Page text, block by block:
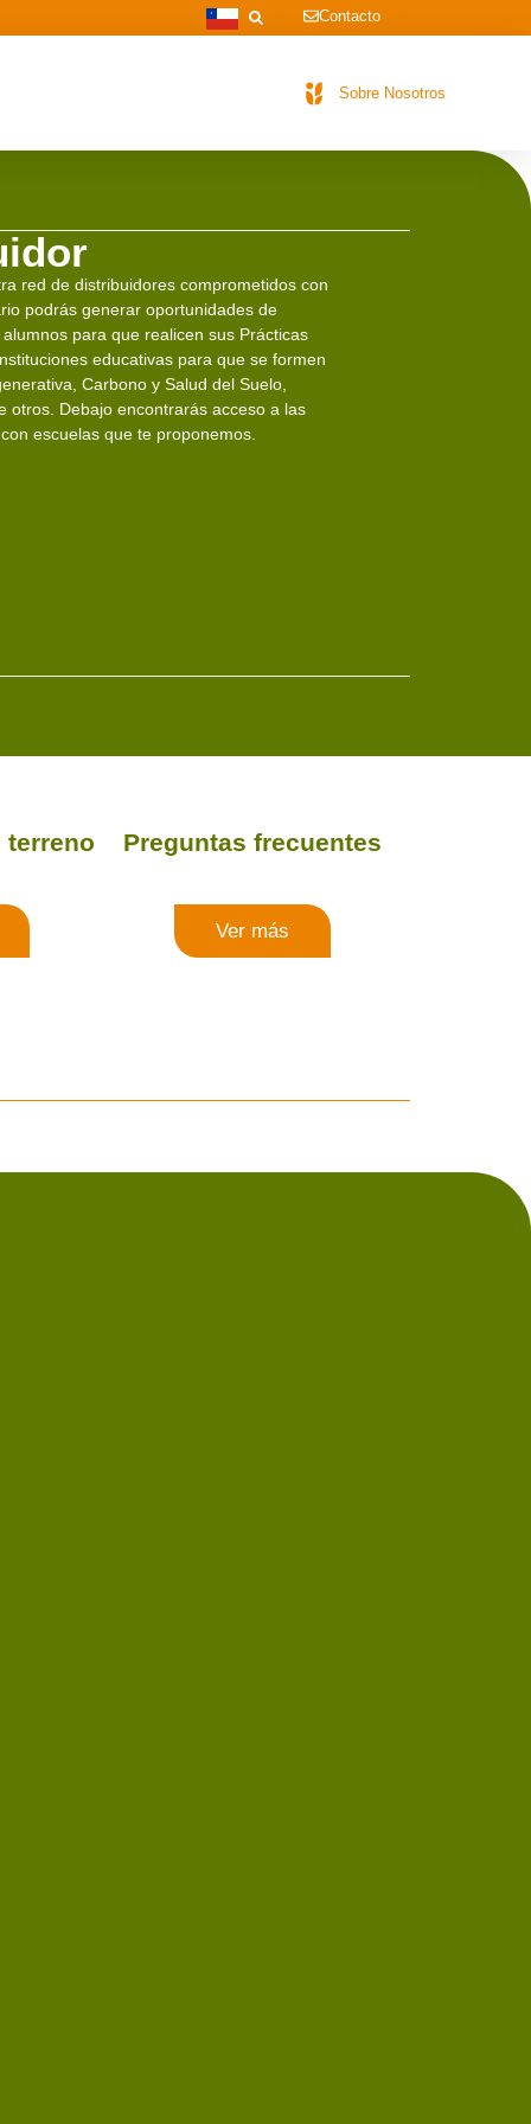
Contacto
Sobre Nosotros
red de distribuidores comprometidos con
podrás generar oportunidades de
para que realicen sus Prácticas
educativas para que se formen
Carbono y Salud del Suelo,
otros. Debajo encontrarás acceso a las
escuelas que te proponemos.
terreno Preguntas frecuentes
Ver más